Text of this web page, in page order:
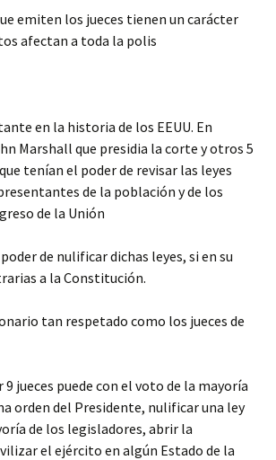
emiten los jueces tienen un carácter
afectan a toda la polis
en la historia de los EEUU. En
Marshall que presidia la corte y otros 5
tenían el poder de revisar las leyes
de la población y de los
de la Unión
de nulificar dichas leyes, si en su
a la Constitución.
tan respetado como los jueces de
jueces puede con el voto de la mayoría
orden del Presidente, nulificar una ley
de los legisladores, abrir la
el ejército en algún Estado de la